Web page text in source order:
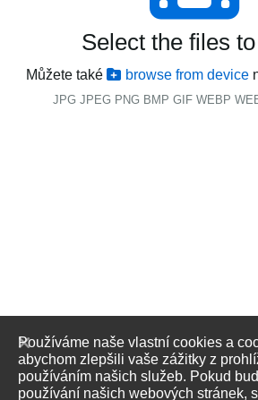
Select the files
Můžete také browse from device
JPG JPEG PNG BMP GIF WEBP
Používáme naše vlastní cookies a
abychom zlepšili vaše zážitky z
používáním našich služeb. Pokud
používání našich webových stránek,